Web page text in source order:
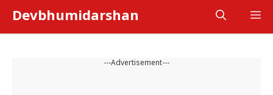
content
Devbhumidarshan
---Advertisement---